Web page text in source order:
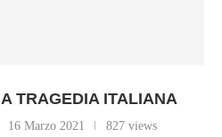
TRAGEDIA ITALIANA
16 Marzo 2021 827 views